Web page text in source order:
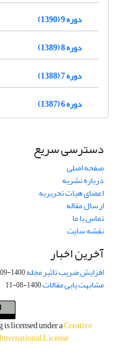
دوره 9 (1390)
دوره 8 (1389)
دوره 7 (1388)
دوره 6 (1387)
دسترسی سریع
صفحه اصلی
درباره نشریه
اعضای هیات تحریریه
ارسال مقاله
تماس با ما
نقشه سایت
آخرین اخبار
افزایش ضریب تاثیر مجله1400-09-02
مشابهت یابی مقالات1400-08-11
licensed under aCreative
License